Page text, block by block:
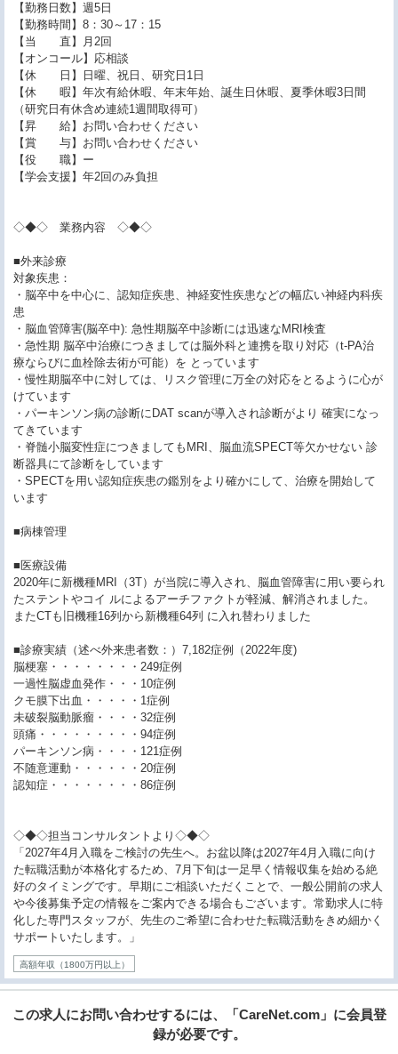
【勤務日数】週5日
【勤務時間】8：30～17：15
【当 直】月2回
【オンコール】応相談
【休 日】日曜、祝日、研究日1日
【休 暇】年次有給休暇、年末年始、誕生日休暇、夏季休暇3日間
（研究日有休含め連続1週間取得可）
【昇 給】お問い合わせください
【賞 与】お問い合わせください
【役 職】ー
【学会支援】年2回のみ負担
◇◆◇ 業務内容 ◇◆◇
■外来診療
対象疾患：
・脳卒中を中心に、認知症疾患、神経変性疾患などの幅広い神経内科疾
患
・脳血管障害(脳卒中): 急性期脳卒中診断には迅速なMRI検査
・急性期 脳卒中治療につきましては脳外科と連携を取り対応（t-PA治
療ならびに血栓除去術が可能）を とっています
・慢性期脳卒中に対しては、リスク管理に万全の対応をとるように心が
けています
・パーキンソン病の診断にDAT scanが導入され診断がより 確実になっ
てきています
・脊髄小脳変性症につきましてもMRI、脳血流SPECT等欠かせない 診
断器具にて診断をしています
・SPECTを用い認知症疾患の鑑別をより確かにして、治療を開始して
います
■病棟管理
■医療設備
2020年に新機種MRI（3T）が当院に導入され、脳血管障害に用い要られ
たステントやコイ ルによるアーチファクトが軽減、解消されました。
またCTも旧機種16列から新機種64列 に入れ替わりました
■診療実績（述べ外来患者数：）7,182症例（2022年度)
脳梗塞・・・・・・・・249症例
一過性脳虚血発作・・・10症例
クモ膜下出血・・・・・1症例
未破裂脳動脈瘤・・・・32症例
頭痛・・・・・・・・・94症例
パーキンソン病・・・・121症例
不随意運動・・・・・・20症例
認知症・・・・・・・・86症例
◇◆◇担当コンサルタントより◇◆◇
「2027年4月入職をご検討の先生へ。お盆以降は2027年4月入職に向け
た転職活動が本格化するため、7月下旬は一足早く情報収集を始める絶
好のタイミングです。早期にご相談いただくことで、一般公開前の求人
や今後募集予定の情報をご案内できる場合もございます。常勤求人に特
化した専門スタッフが、先生のご希望に合わせた転職活動をきめ細かく
サポートいたします。」
高額年収（1800万円以上）
この求人にお問い合わせするには、「CareNet.com」に会員登
録が必要です。